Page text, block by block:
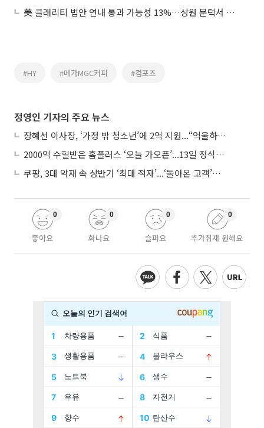
美 클래리티 법안 연내 통과 가능성 13%…상원 문턱서 제동
#HY #메가MGC커피 #컴포즈
정영인 기자의 주요 뉴스
장혜선 이사장, ‘가정 밖 청소년’에 2억 지원...“억울하고 아파도 단단해지길”
2000억 수혈받은 홈플러스 ‘오늘 가오픈’...13일 정식 개장 시험대
쿠팡, 3대 악재 속 상반기 ‘최대 적자’...‘돌아온 고객’에 수익성 반등 주목
좋아요
0
화나요
0
슬퍼요
0
추가취재 원해요
0